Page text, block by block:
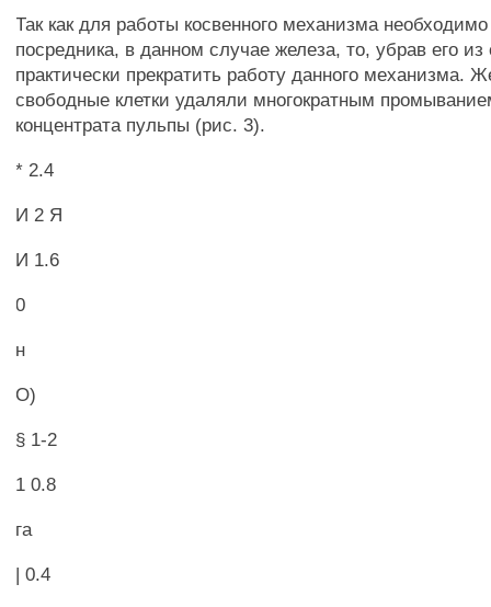
Так как для работы косвенного механизма
посредника, в данном случае железа, то, убрав его
практически прекратить работу данного механизма.
свободные клетки удаляли многократным
концентрата пульпы (рис. 3).
* 2.4
И 2 Я
И 1.6
0
н
О)
§ 1-2
1 0.8
га
| 0.4